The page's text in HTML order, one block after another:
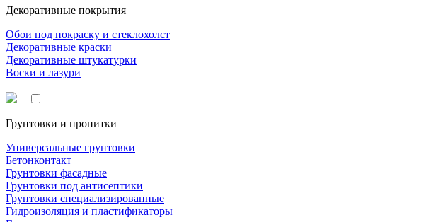
Декоративные покрытия
Обои под покраску и стеклохолст
Декоративные краски
Декоративные штукатурки
Воски и лазури
Грунтовки и пропитки
Универсальные грунтовки
Бетонконтакт
Грунтовки фасадные
Грунтовки под антисептики
Грунтовки специализированные
Гидроизоляция и пластификаторы